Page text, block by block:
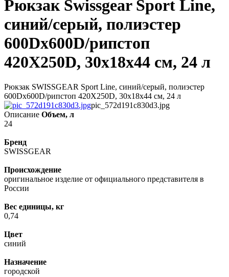
Рюкзак Swissgear Sport Line,
синий/серый, полиэстер
600Dx600D/рипстоп
420X250D, 30x18x44 см, 24 л
Рюкзак SWISSGEAR Sport Line, синий/серый, полиэстер
600Dx600D/рипстоп 420X250D, 30x18x44 см, 24 л
pic_572d191c830d3.jpg
Описание Объем, л
24
Бренд
SWISSGEAR
Происхождение
оригинальное изделие от официального представителя в
России
Вес единицы, кг
0,74
Цвет
синий
Назначение
городской